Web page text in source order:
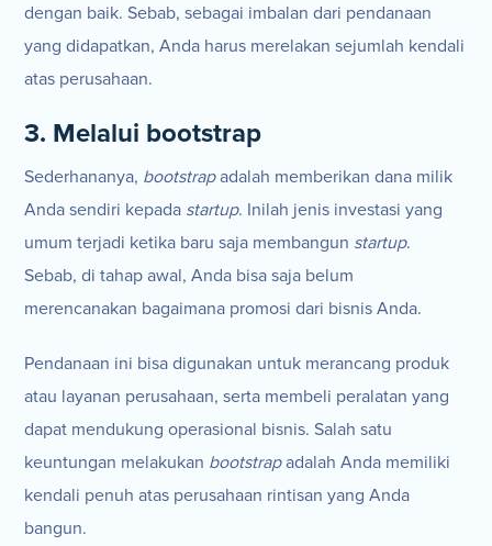
dengan baik. Sebab, sebagai imbalan dari pendanaan
yang didapatkan, Anda harus merelakan sejumlah kendali
atas perusahaan.
3. Melalui bootstrap
Sederhananya, bootstrapadalah memberikan dana milik
Anda sendiri kepada startup. Inilah jenis investasi yang
umum terjadi ketika baru saja membangun startup.
Sebab, di tahap awal, Anda bisa saja belum
merencanakan bagaimana promosi dari bisnis Anda.
Pendanaan ini bisa digunakan untuk merancang produk
atau layanan perusahaan, serta membeli peralatan yang
dapat mendukung operasional bisnis. Salah satu
keuntungan melakukan bootstrapadalah Anda memiliki
kendali penuh atas perusahaan rintisan yang Anda
bangun.